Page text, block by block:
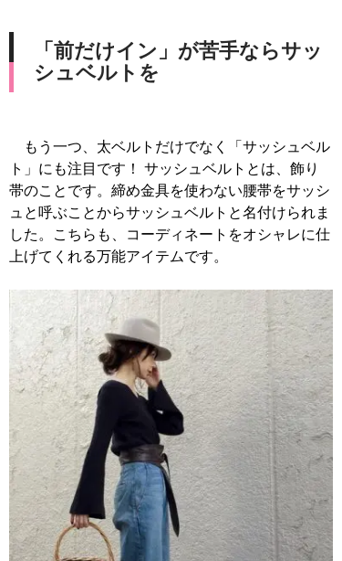
「前だけイン」が苦手ならサッ
シュベルトを
もう一つ、太ベルトだけでなく「サッシュベル
ト」にも注目です！ サッシュベルトとは、飾り
帯のことです。締め金具を使わない腰帯をサッシ
ュと呼ぶことからサッシュベルトと名付けられま
した。こちらも、コーディネートをオシャレに仕
上げてくれる万能アイテムです。